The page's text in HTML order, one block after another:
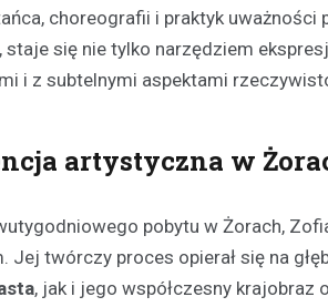
choreografii i praktyk uważności
się nie tylko narzędziem
i z subtelnymi aspektami
artystyczna w
pobytu w Żorach,
Jej twórczy proces opierał się na
, jak i jego współczesny krajobraz